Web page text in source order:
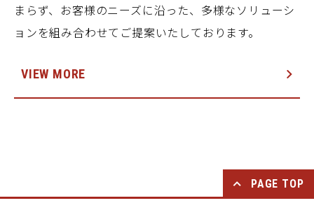
まらず、お客様のニーズに沿った、多様なソリューシ
ョンを組み合わせてご提案いたしております。
VIEW MORE
PAGE TOP